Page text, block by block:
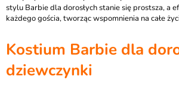
stylu Barbie dla dorosłych stanie się prostsza, a
każdego gościa, tworząc wspomnienia na całe
Kostium Barbie dla
dziewczynki